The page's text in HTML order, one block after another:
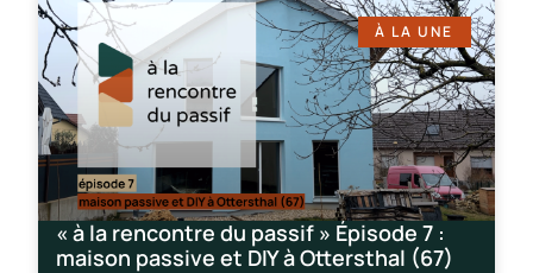
À LA UNE
« à la rencontre du passif » Épisode 7 :
maison passive et DIY à Ottersthal (67)